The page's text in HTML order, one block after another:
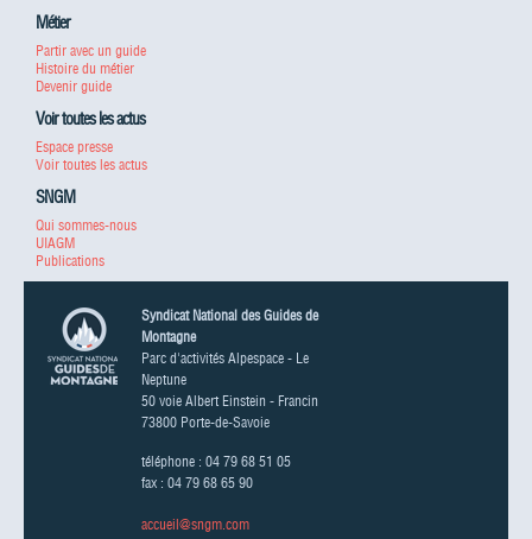
Métier
Partir avec un guide
Histoire du métier
Devenir guide
Voir toutes les actus
Espace presse
Voir toutes les actus
SNGM
Qui sommes-nous
UIAGM
Publications
Syndicat National des Guides de
Montagne
Parc d'activités Alpespace - Le
Neptune
50 voie Albert Einstein - Francin
73800 Porte-de-Savoie
téléphone : 04 79 68 51 05
fax : 04 79 68 65 90
accueil@sngm.com